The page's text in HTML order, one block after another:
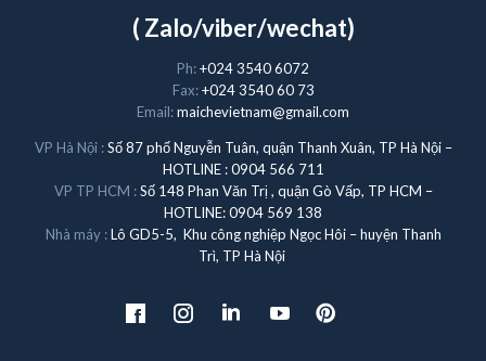
( Zalo/viber/wechat)
Ph:+024 3540 6072
Fax:+024 3540 60 73
Email:maichevietnam@gmail.com
VP Hà Nội :Số 87 phố Nguyễn Tuân, quận Thanh Xuân, TP Hà Nội –
HOTLINE : 0904 566 711
VP TP HCM :Số 148 Phan Văn Trị , quận Gò Vấp, TP HCM –
HOTLINE: 0904 569 138
Nhà máy :Lô GD5-5, Khu công nghiệp Ngọc Hôi – huyện Thanh
Trì, TP Hà Nội